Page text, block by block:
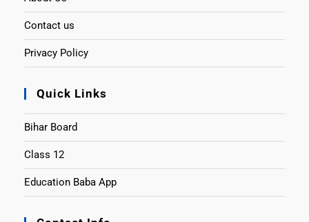
Contact us
Privacy Policy
Quick Links
Bihar Board
Class 12
Education Baba App